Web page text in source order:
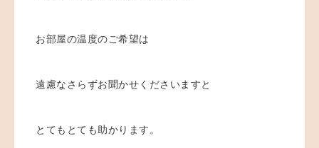
お部屋の温度のご希望は
遠慮なさらずお聞かせくださいますと
とてもとても助かります。